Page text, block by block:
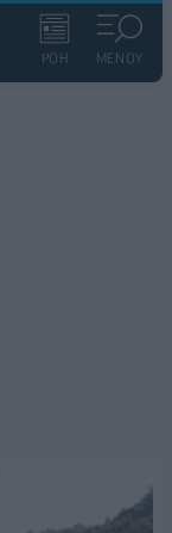
ΡΟΗ ΜΕΝΟΥ